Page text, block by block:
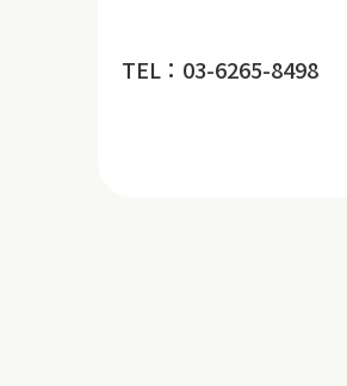
TEL：03-6265-8498